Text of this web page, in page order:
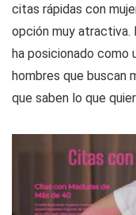
citas rápidas con
opción muy atractiva.
ha posicionado como
hombres que buscan
que saben lo que